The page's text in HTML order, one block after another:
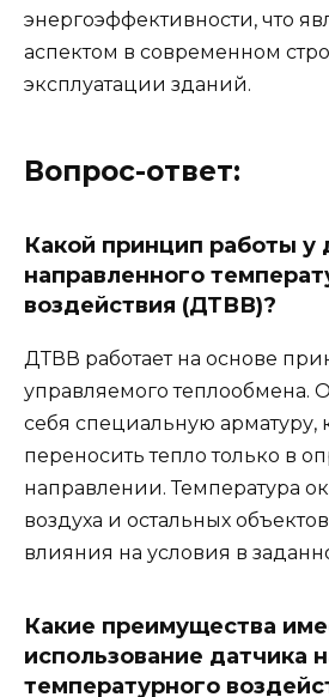
энергоэффективности, что
аспектом в современном
эксплуатации зданий.
Вопрос-ответ:
Какой принцип работы у
направленного
воздействия (ДТВВ)?
ДТВВ работает на основе
управляемого теплообмена.
себя специальную арматуру,
переносить тепло только в
направлении. Температура
воздуха и остальных
влияния на условия в
Какие преимущества
использование датчика
температурного